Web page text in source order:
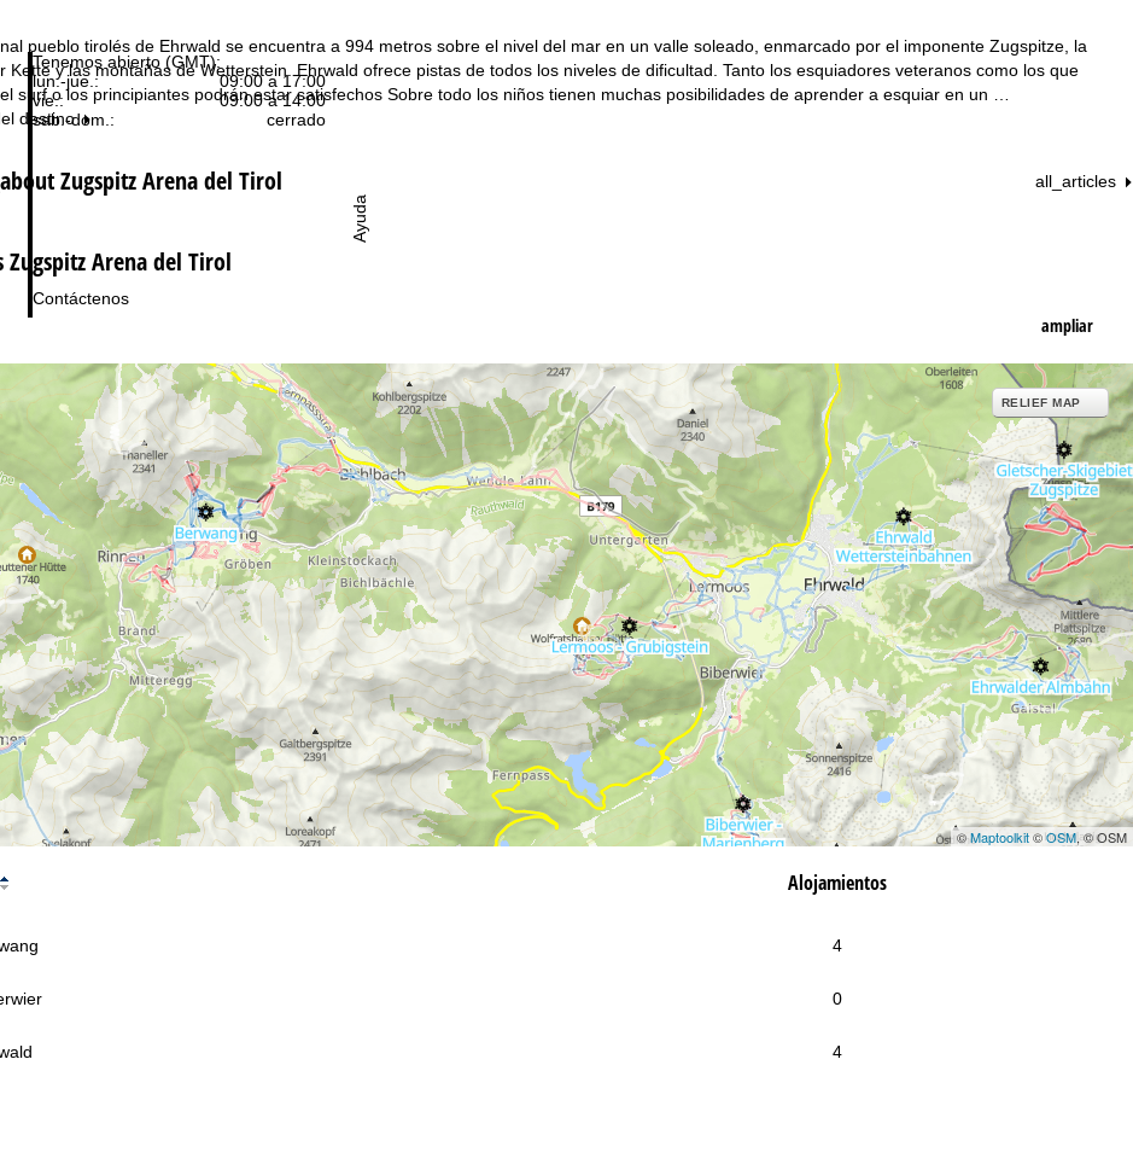
Tenemos abierto (GMT):
lun.-jue.:
09:00 a 17:00
vie.:
09:00 a 14:00
sab.-dom.:
cerrado
Contáctenos
Ayuda
pueblo tirolés de Ehrwald se encuentra a 994 metros sobre el nivel del mar en un valle soleado, enmarcado por el imponente Zugspitze, la
Kette y las montañas de Wetterstein. Ehrwald ofrece pistas de todos los niveles de dificultad. Tanto los esquiadores veteranos como los que
surf o los principiantes podrán estar satisfechos Sobre todo los niños tienen muchas posibilidades de aprender a esquiar en un …
destino
Zugspitz Arena del Tirol all_articles
Zugspitz Arena del Tirol
ampliar
RELIEF MAP
©Maptoolkit©OSM, © OSM
Alojamientos
4
0
4